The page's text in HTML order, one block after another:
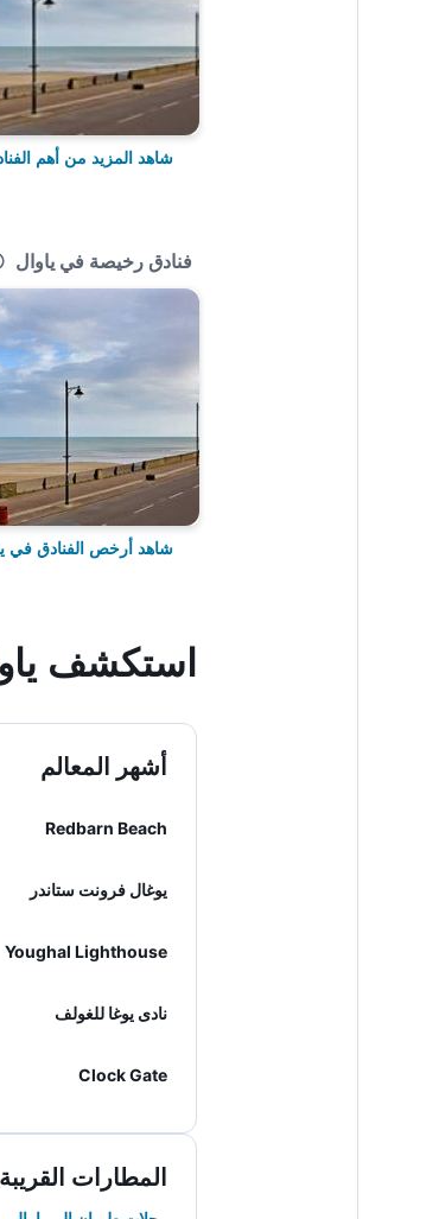
شاهد المزيد من أهم
فنادق رخيصة في ياوال
شاهد أرخص الفنادق في
استكشف
أشهر المعالم
Redbarn Beach
يوغال فرونت ستاندر
Youghal Lighthouse
نادى يوغا للغولف
Clock Gate
المطارات القريبة